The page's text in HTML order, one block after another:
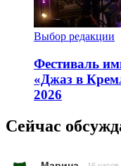
Выбор редакции
Фестиваль
«Джаз в
2026
Сейчас